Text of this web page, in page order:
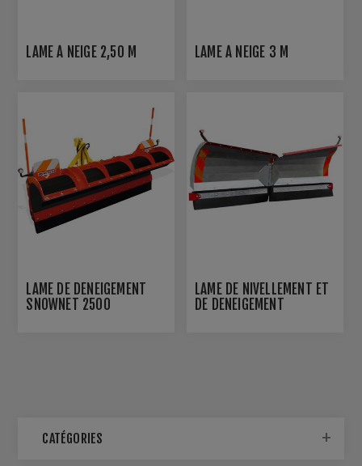
LAME À NEIGE 2,50 M LAME À NEIGE 3 M
LAME DE DÉNEIGEMENT
SNOWNET 2500
LAME DE NIVELLEMENT ET
DE DENEIGEMENT
CATÉGORIES